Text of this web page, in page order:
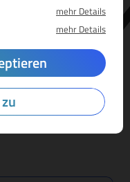
mehr Details
mehr Details